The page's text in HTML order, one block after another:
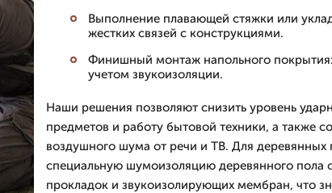
Выполнение плавающей стяжки или
жестких связей с конструкциями.
Финишный монтаж напольного покрытия:
учетом звукоизоляции.
Наши решения позволяют снизить уровень
предметов и работу бытовой техники, а также
воздушного шума от речи и ТВ. Для деревянных
специальную шумоизоляцию деревянного пола
прокладок и звукоизолирующих мембран, что